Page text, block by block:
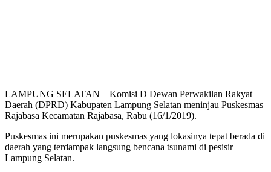
LAMPUNG SELATAN – Komisi D Dewan Perwakilan Rakyat
Daerah (DPRD) Kabupaten Lampung Selatan meninjau Puskesmas
Rajabasa Kecamatan Rajabasa, Rabu (16/1/2019).
Puskesmas ini merupakan puskesmas yang lokasinya tepat berada di
daerah yang terdampak langsung bencana tsunami di pesisir
Lampung Selatan.